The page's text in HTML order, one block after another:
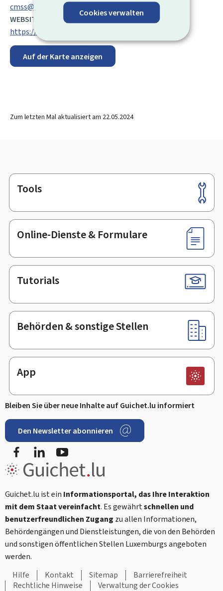
Cookies verwalten
cmss@cmss.etat.lu
WEBSITE:
https://annuaire.public.lu/fr.html?id=4487
Auf der Karte anzeigen
Zum letzten Mal aktualisiert am 22.05.2024
Footer
Tools
Online-Dienste & Formulare
Tutorials
Behörden & sonstige Stellen
App
Bleiben Sie über neue Inhalte auf Guichet.lu informiert
Den Newsletter abonnieren
FacebookLinkedIn
Guichet.lu ist ein Informationsportal, das Ihre Interaktion
mit dem Staat vereinfacht. Es gewährtschnellen und
benutzerfreundlichen Zugang zu allen Informationen,
Behördengängen und Dienstleistungen, die von den Behörden
und sonstigen öffentlichen Stellen Luxemburgs angeboten
werden.
Hilfe
Kontakt Sitemap
Barrierefreiheit
Rechtliche Hinweise
Verwaltung der Cookies